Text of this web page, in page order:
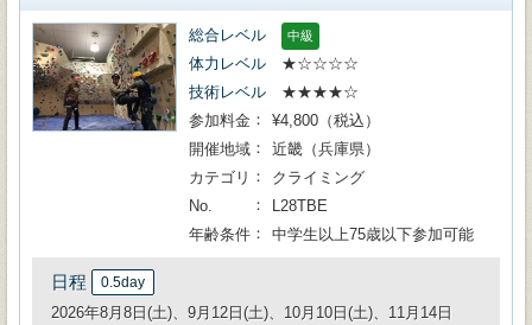
総合レベル 中級
体力レベル
★☆☆☆☆
技術レベル
★★★★☆
参加料金
¥4,800（税込）
開催地域
近畿（兵庫県）
カテゴリ
クライミング
No.
L28TBE
年齢条件
中学生以上75歳以下参加可能
日程 0.5day
2026年8月8日(土)、9月12日(土)、10月10日(土)、11月14日